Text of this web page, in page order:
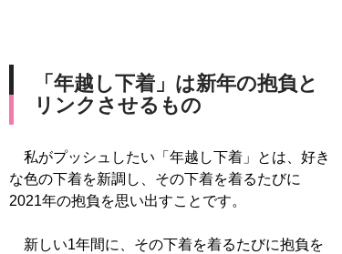
「年越し下着」は新年の抱負と
リンクさせるもの
私がプッシュしたい「年越し下着」とは、好き
な色の下着を新調し、その下着を着るたびに
2021年の抱負を思い出すことです。
新しい1年間に、その下着を着るたびに抱負を